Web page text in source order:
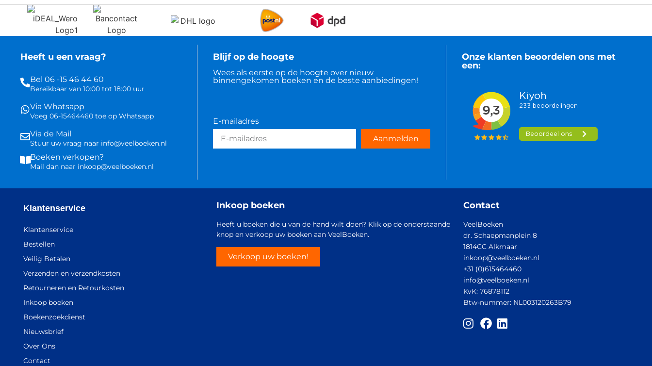
Heeft u een vraag?
Bel 06 -15 46 44 60
Bereikbaar van 10:00 tot 18:00 uur
Via Whatsapp
Voeg 06-15464460 toe op Whatsapp
Via de Mail
Stuur uw vraag naar info@veelboeken.nl
Boeken verkopen?
Mail dan naar inkoop@veelboeken.nl
Blijf op de hoogte
Wees als eerste op de hoogte over nieuw
binnengekomen boeken en de beste aanbiedingen!
E-mailadres
Aanmelden
Onze klanten beoordelen ons met
een:
Klantenservice
Klantenservice
Bestellen
Veilig Betalen
Verzenden en verzendkosten
Retourneren en Retourkosten
Inkoop boeken
Boekenzoekdienst
Nieuwsbrief
Over Ons
Contact
Inkoop boeken
Heeft u boeken die u van de hand wilt doen? Klik op de onderstaande
knop en verkoop uw boeken aan VeelBoeken.
Verkoop uw boeken!
Contact
VeelBoeken
dr. Schaepmanplein 8
1814CC Alkmaar
inkoop@veelboeken.nl
+31 (0)615464460
info@veelboeken.nl
KvK: 76878112
Btw-nummer: NL003120263B79